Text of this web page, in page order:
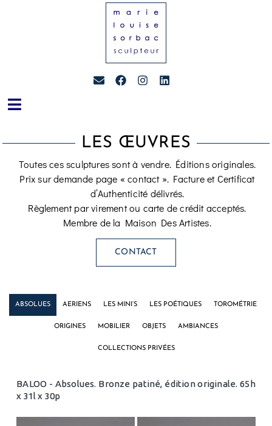
LES ŒUVRES
Toutes ces sculptures sont à vendre. Éditions originales.
Prix sur demande page « contact ». Facture et Certificat
d’Authenticité délivrés.
Règlement par virement ou carte de crédit acceptés.
Membre de la Maison Des Artistes.
CONTACT
ABSOLUES AERIENS LES MINI’S LES POÉTIQUES TOROMÉTRIE
ORIGINES MOBILIER OBJETS AMBIANCES
COLLECTIONS PRIVÉES
BALOO - Absolues. Bronze patiné, édition originale. 65h
x 31l x 30p